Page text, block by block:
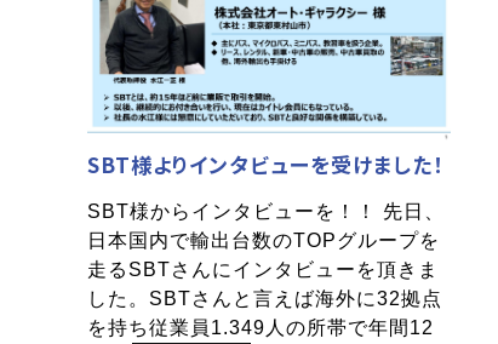
SBT様よりインタビューを受けました！
SBT様からインタビューを！！ 先日、
日本国内で輸出台数のTOPグループを
走るSBTさんにインタビューを頂きま
した。SBTさんと言えば海外に32拠点
を持ち従業員1.349人の所帯で年間12